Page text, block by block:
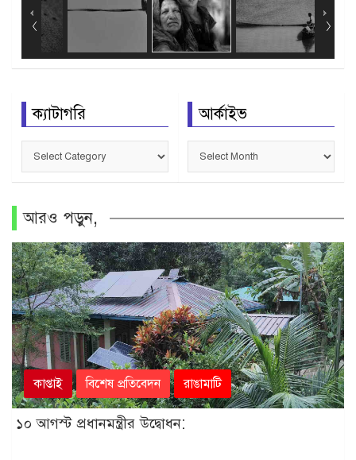
আর্কাইভ
আর্কাইভ
ক্যাটাগরি
ক্যাটাগরি
আরও পড়ুন,
কাপ্তাই বিশেষ প্রতিবেদন রাঙামাটি
১০ আগস্ট প্রধানমন্ত্রীর উদ্বোধন: